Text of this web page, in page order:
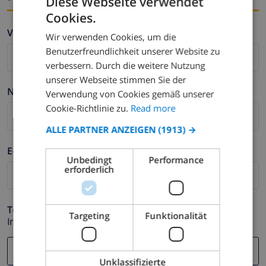
Vorname *
Nachname *
E-mail *
Telefonnummer *
Im Fall Ihre E-mail Adresse nicht korrekt funktioniert.
DUTCH
SPANISH
GERMAN
DANISH
NORWEGIAN
Cookies.
Wir verwenden Cookies, um die
Benutzerfreundlichkeit unserer Website zu
verbessern. Durch die weitere Nutzung
unserer Webseite stimmen Sie der
Verwendung von Cookies gemäß unserer
Cookie-Richtlinie zu. Read more
ALLE PARTNER ANZEIGEN (1913) →
Unbedingt
erforderlich
Performance
Targeting Funktionalität
Unklassifizierte